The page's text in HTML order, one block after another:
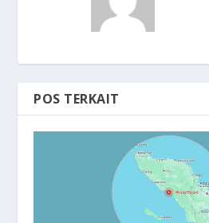
POS TERKAIT